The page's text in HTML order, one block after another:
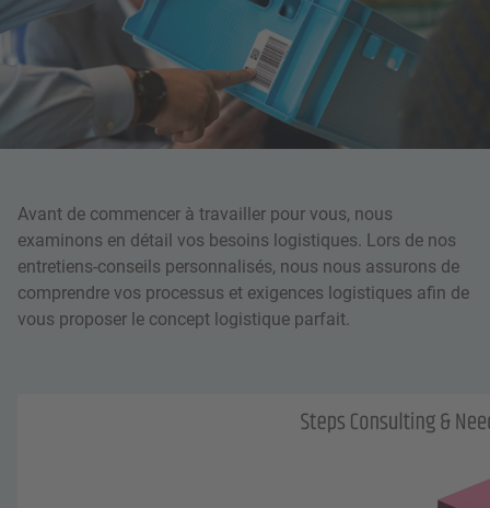
Avant de commencer à travailler pour vous, nous
examinons en détail vos besoins logistiques. Lors de nos
entretiens-conseils personnalisés, nous nous assurons de
comprendre vos processus et exigences logistiques afin de
vous proposer le concept logistique parfait.